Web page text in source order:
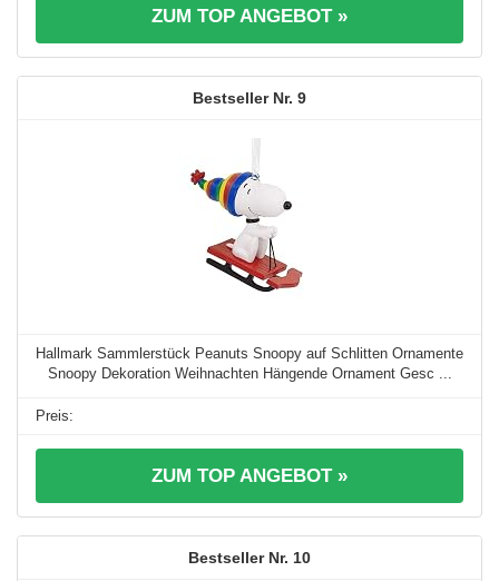
ZUM TOP ANGEBOT »
9
Hallmark Sammlerstück Peanuts Snoopy auf Schlitten Ornamente
Snoopy Dekoration Weihnachten Hängende Ornament Gesc ...
ZUM TOP ANGEBOT »
10